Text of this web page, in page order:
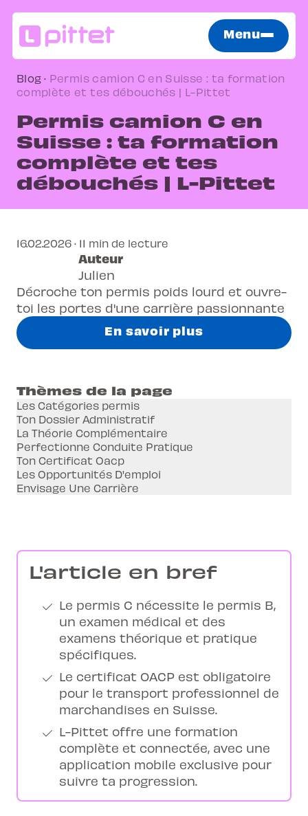
Menu
Blog · Permis camion C en Suisse : ta formation
complète et tes débouchés | L-Pittet
Permis camion C en
Suisse : ta formation
complète et tes
débouchés | L-Pittet
Décroche ton permis poids lourd et ouvre-
toi les portes d'une carrière passionnante
En savoir plus
16.02.2026 · 11 min de lecture
Auteur
Julien
Thèmes de la page
Les Catégories permis
Ton Dossier Administratif
La Théorie Complémentaire
Perfectionne Conduite Pratique
Ton Certificat Oacp
Les Opportunités D'emploi
Envisage Une Carrière
L'article en bref
Le permis C nécessite le permis B,
un examen médical et des
examens théorique et pratique
spécifiques.
Le certificat OACP est obligatoire
pour le transport professionnel de
marchandises en Suisse.
L-Pittet offre une formation
complète et connectée, avec une
application mobile exclusive pour
suivre ta progression.